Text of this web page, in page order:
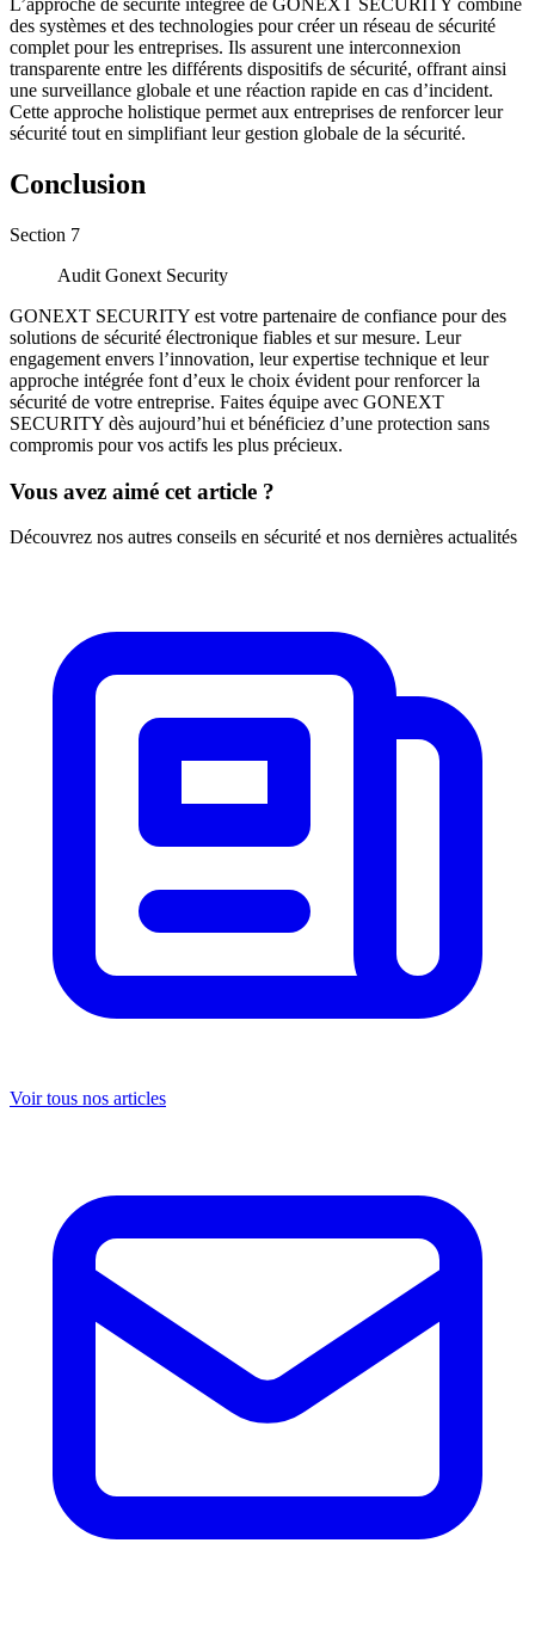
L’approche de sécurité intégrée de GONEXT SECURITY combine
des systèmes et des technologies pour créer un réseau de sécurité
complet pour les entreprises. Ils assurent une interconnexion
transparente entre les différents dispositifs de sécurité, offrant ainsi
une surveillance globale et une réaction rapide en cas d’incident.
Cette approche holistique permet aux entreprises de renforcer leur
sécurité tout en simplifiant leur gestion globale de la sécurité.
Conclusion
Section 7
Audit Gonext Security
GONEXT SECURITY est votre partenaire de confiance pour des
solutions de sécurité électronique fiables et sur mesure. Leur
engagement envers l’innovation, leur expertise technique et leur
approche intégrée font d’eux le choix évident pour renforcer la
sécurité de votre entreprise. Faites équipe avec GONEXT
SECURITY dès aujourd’hui et bénéficiez d’une protection sans
compromis pour vos actifs les plus précieux.
Vous avez aimé cet article ?
Découvrez nos autres conseils en sécurité et nos dernières actualités
Voir tous nos articles